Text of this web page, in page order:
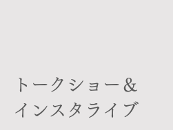
​トークショー＆
インスタライブ